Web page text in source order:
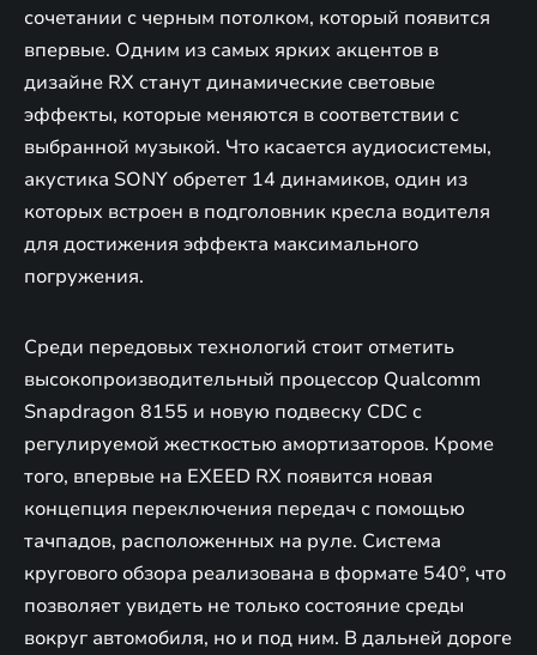
сочетании с черным потолком, который появится
впервые. Одним из самых ярких акцентов в
дизайне RX станут динамические световые
эффекты, которые меняются в соответствии с
выбранной музыкой. Что касается аудиосистемы,
акустика SONY обретет 14 динамиков, один из
которых встроен в подголовник кресла водителя
для достижения эффекта максимального
погружения.
Среди передовых технологий стоит отметить
высокопроизводительный процессор Qualcomm
Snapdragon 8155 и новую подвеску CDC c
регулируемой жесткостью амортизаторов. Кроме
того, впервые на EXEED RX появится новая
концепция переключения передач с помощью
тачпадов, расположенных на руле. Система
кругового обзора реализована в формате 540°, что
позволяет увидеть не только состояние среды
вокруг автомобиля, но и под ним. В дальней дороге